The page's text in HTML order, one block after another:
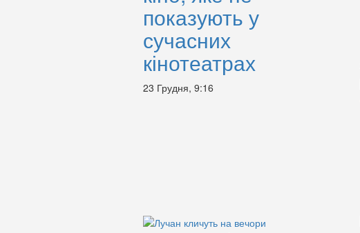
показують у
сучасних
кінотеатрах
23 Грудня, 9:16